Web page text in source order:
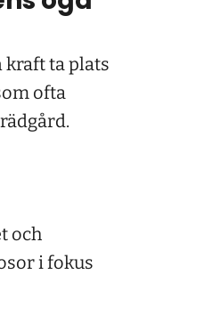
kraft ta plats
ofta
och
i fokus